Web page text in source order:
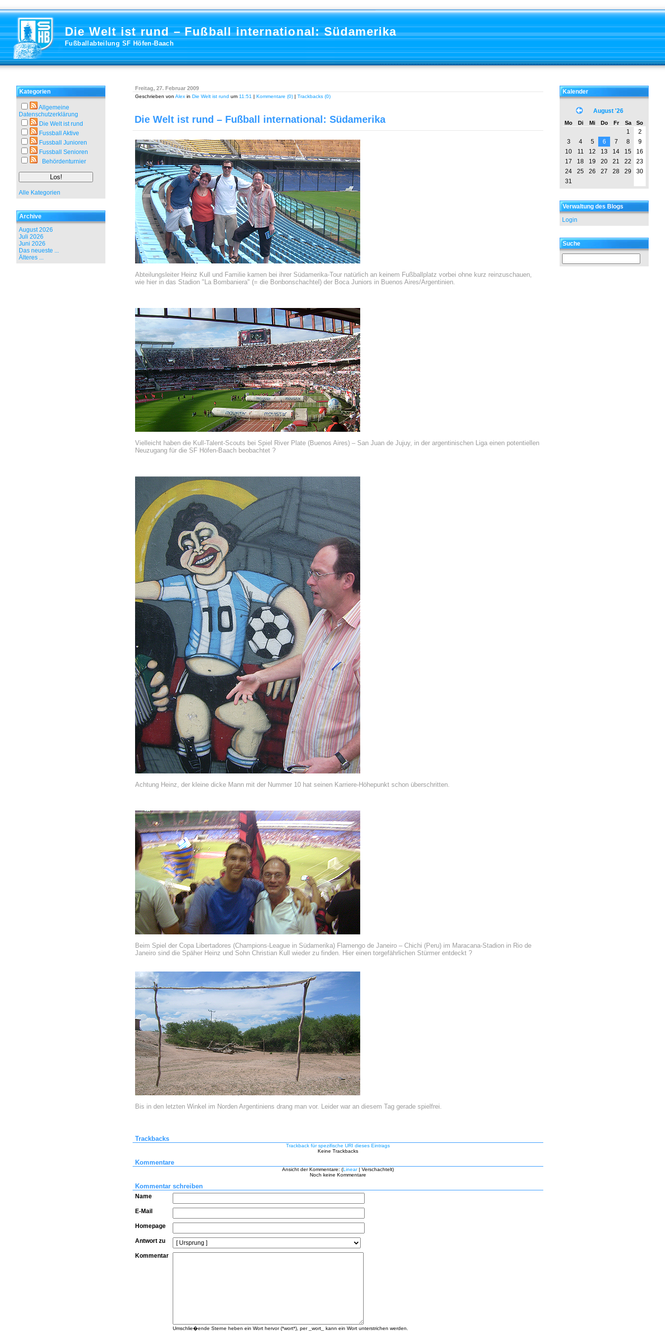
Die Welt ist rund – Fußball international: Südamerika
Fußballabteilung SF Höfen-Baach
Kategorien
Allgemeine
Datenschutzerklärung
Die Welt ist rund
Fussball Aktive
Fussball Junioren
Fussball Senioren
Behördenturnier
Alle Kategorien
Archive
August 2026
Juli 2026
Juni 2026
Das neueste ...
Älteres ...
Freitag, 27. Februar 2009
Geschrieben von Alex in Die Welt ist rund um 11:51 | Kommentare (0) | Trackbacks (0)
Die Welt ist rund – Fußball international: Südamerika
Abteilungsleiter Heinz Kull und Familie kamen bei ihrer Südamerika-Tour natürlich an keinem Fußballplatz vorbei ohne kurz reinzuschauen,
wie hier in das Stadion "La Bombaniera" (= die Bonbonschachtel) der Boca Juniors in Buenos Aires/Argentinien.
Vielleicht haben die Kull-Talent-Scouts bei Spiel River Plate (Buenos Aires) – San Juan de Jujuy, in der argentinischen Liga einen potentiellen
Neuzugang für die SF Höfen-Baach beobachtet ?
Achtung Heinz, der kleine dicke Mann mit der Nummer 10 hat seinen Karriere-Höhepunkt schon überschritten.
Beim Spiel der Copa Libertadores (Champions-League in Südamerika) Flamengo de Janeiro – Chichi (Peru) im Maracana-Stadion in Rio de
Janeiro sind die Späher Heinz und Sohn Christian Kull wieder zu finden. Hier einen torgefährlichen Stürmer entdeckt ?
Bis in den letzten Winkel im Norden Argentiniens drang man vor. Leider war an diesem Tag gerade spielfrei.
Trackbacks
Trackback für spezifische URI dieses Eintrags
Keine Trackbacks
Kommentare
Ansicht der Kommentare: (Linear| Verschachtelt)
Noch keine Kommentare
Kommentar schreiben
Name
E-Mail
Homepage
Antwort zu
Kommentar
Umschlie�ende Sterne heben ein Wort hervor (*wort*), per _wort_ kann ein Wort unterstrichen werden.
Kalender
August '26
Mo Di Mi Do Fr Sa So
1
2
3
4 5 6 7 8
9
10
11 12 13 14 15
16
17
18 19 20 21 22
23
24
25 26 27 28 29
30
31
Verwaltung des Blogs
Login
Suche